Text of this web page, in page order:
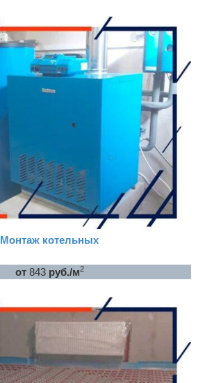
Монтаж котельных
от 843руб./м2